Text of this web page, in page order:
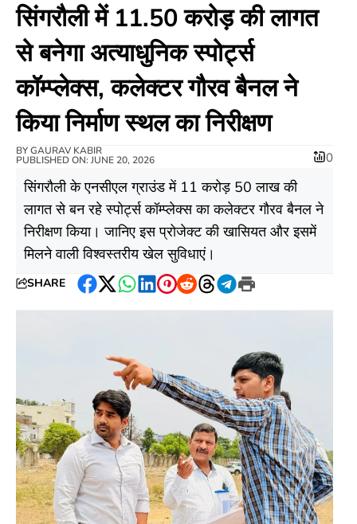
सिंगरौली में 11.50 करोड़ की लागत
से बनेगा अत्याधुनिक स्पोर्ट्स
कॉम्प्लेक्स, कलेक्टर गौरव बैनल ने
किया निर्माण स्थल का निरीक्षण
BYGAURAV KABIR
PUBLISHED ON: JUNE 20, 2026 0
सिंगरौली के एनसीएल ग्राउंड में 11 करोड़ 50 लाख की
लागत से बन रहे स्पोर्ट्स कॉम्प्लेक्स का कलेक्टर गौरव बैनल ने
निरीक्षण किया। जानिए इस प्रोजेक्ट की खासियत और इसमें
मिलने वाली विश्वस्तरीय खेल सुविधाएं।
SHARE
Facebook
Twitter
WhatsApp
LinkedIn
Pinterest
RedditThreads
Telegram
Print